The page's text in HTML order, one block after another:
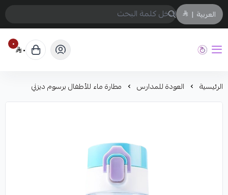
العربية |
حفيز
٠ ٠
الرئيسية العودة للمدارس مطارة ماء للأطفال برسوم ديزني